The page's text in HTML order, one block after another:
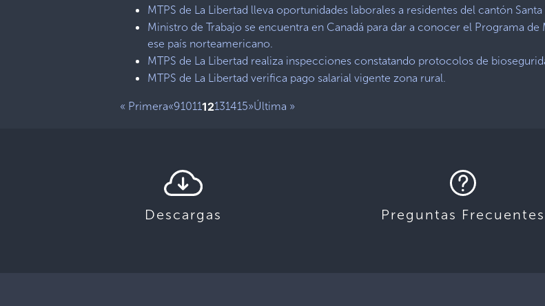
MTPS de La Libertad lleva oportunidades laborales a residentes del cantón
Ministro de Trabajo se encuentra en Canadá para dar a conocer el Programa
ese país norteamericano.
MTPS de La Libertad realiza inspecciones constatando protocolos de
MTPS de La Libertad verifica pago salarial vigente zona rural.
« Primera«9101112131415»Última »
Descargas Preguntas Frecuentes